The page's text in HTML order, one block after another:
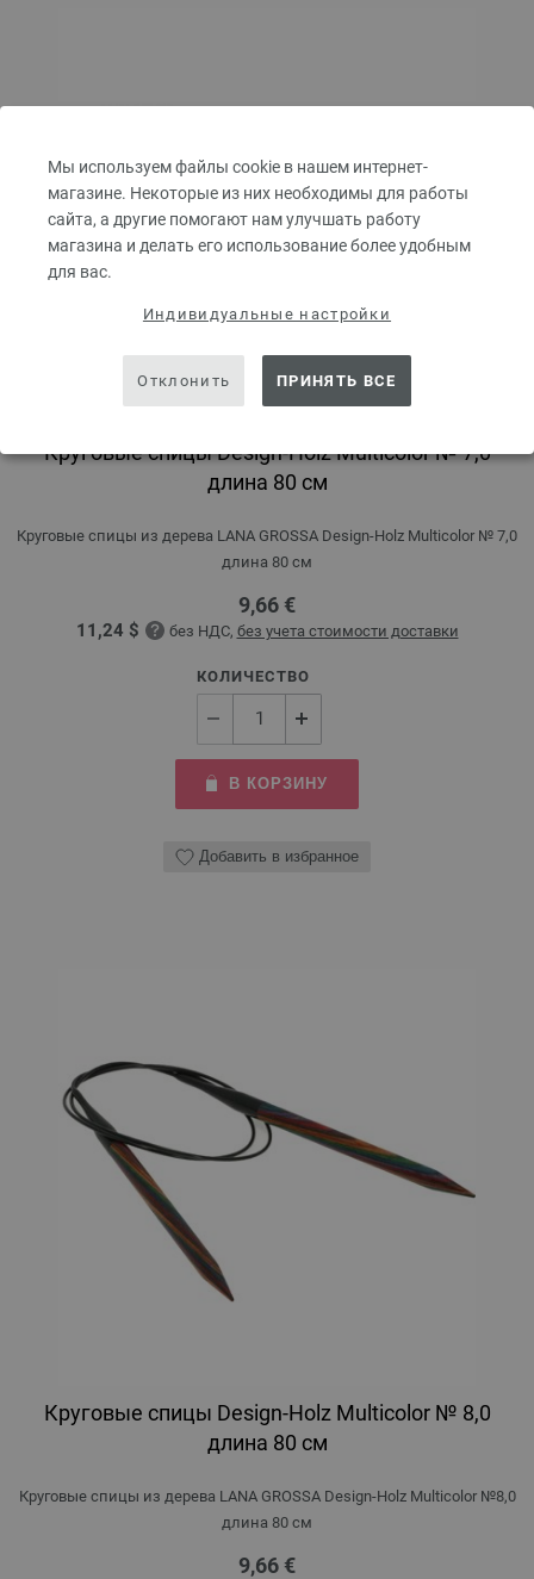
Мы используем файлы cookie в нашем интернет-
магазине. Некоторые из них необходимы для работы
сайта, а другие помогают нам улучшать работу
магазина и делать его использование более удобным
для вас.
Индивидуальные настройки
Отклонить ПРИНЯТЬ ВСЕ
Круговые спицы Design-Holz Multicolor № 7,0
длина 80 см
Круговые спицы из дерева LANA GROSSA Design-Holz Multicolor № 7,0
длина 80 см
9,66 €
11,24 $ без НДС, без учета стоимости доставки
КОЛИЧЕСТВО
В КОРЗИНУ
Добавить в избранное
Круговые спицы Design-Holz Multicolor № 8,0
длина 80 см
Круговые спицы из дерева LANA GROSSA Design-Holz Multicolor №8,0
длина 80 см
9,66 €